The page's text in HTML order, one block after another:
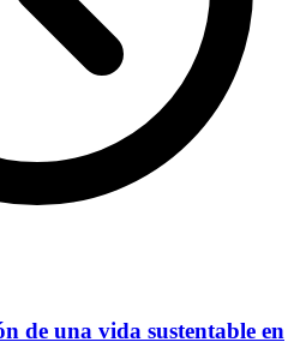
de una vida sustentable en